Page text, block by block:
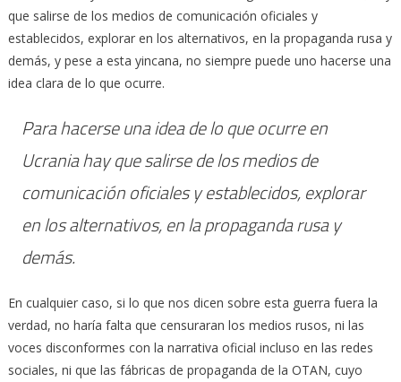
que salirse de los medios de comunicación oficiales y
establecidos, explorar en los alternativos, en la propaganda rusa y
demás, y pese a esta yincana, no siempre puede uno hacerse una
idea clara de lo que ocurre.
Para hacerse una idea de lo que ocurre en
Ucrania hay que salirse de los medios de
comunicación oficiales y establecidos, explorar
en los alternativos, en la propaganda rusa y
demás.
En cualquier caso, si lo que nos dicen sobre esta guerra fuera la
verdad, no haría falta que censuraran los medios rusos, ni las
voces disconformes con la narrativa oficial incluso en las redes
sociales, ni que las fábricas de propaganda de la OTAN, cuyo